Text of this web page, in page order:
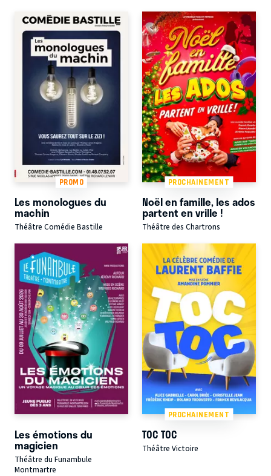
PROMO
Les monologues du
machin
Théâtre Comédie Bastille
PROCHAINEMENT
Noël en famille, les ados
partent en vrille !
Théâtre des Chartrons
Les émotions du
magicien
Théâtre du Funambule
Montmartre
PROCHAINEMENT
TOC TOC
Théâtre Victoire